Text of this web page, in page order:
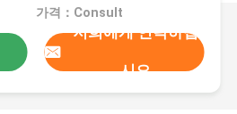
가격：Consult
저희에게 연락하십
시오